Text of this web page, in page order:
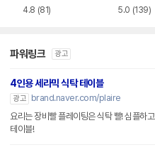
4.8 (81) 5.0 (139)
파워링크 광고
4인용 세라믹 식탁 테이블
광고
brand.naver.com/plaire
요리는 장비빨 플레이팅은 식탁 빨! 심플하
테이블!